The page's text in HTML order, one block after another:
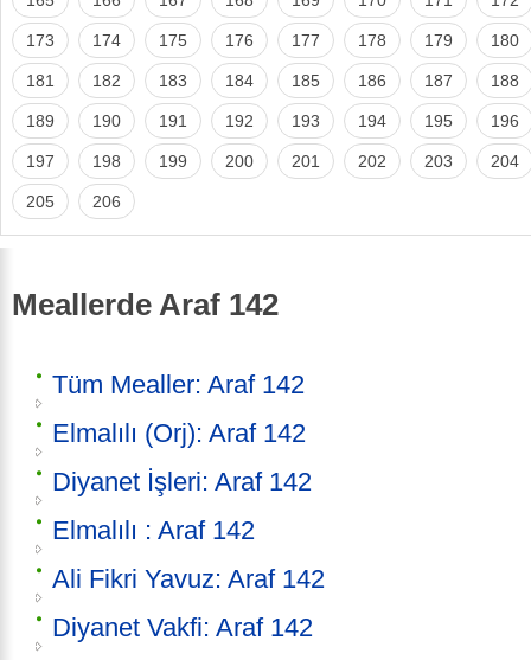
173 174 175 176 177 178 179 180
181 182 183 184 185 186 187 188
189 190 191 192 193 194 195 196
197 198 199 200 201 202 203 204
205 206
Meallerde Araf 142
Tüm Mealler: Araf 142
Elmalılı (Orj): Araf 142
Diyanet İşleri: Araf 142
Elmalılı : Araf 142
Ali Fikri Yavuz: Araf 142
Diyanet Vakfi: Araf 142